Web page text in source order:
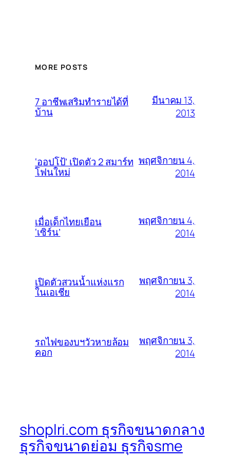
MORE POSTS
7 อาชีพเสริมทำรายได้ที่
บ้าน
มีนาคม 13,
2013
‘ออปโป้’ เปิดตัว 2 สมาร์ท
โฟนใหม่
พฤศจิกายน 4,
2014
เมื่อเด็กไทยเยือน
‘เซิร์น’
พฤศจิกายน 4,
2014
เปิดตัวสวนน้ำแห่งแรก
ในเอเชีย
พฤศจิกายน 3,
2014
รถไฟของบฯวัวหายล้อม
คอก
พฤศจิกายน 3,
2014
shoplri.com ธุรกิจขนาดกลาง
ธุรกิจขนาดย่อม ธุรกิจsme